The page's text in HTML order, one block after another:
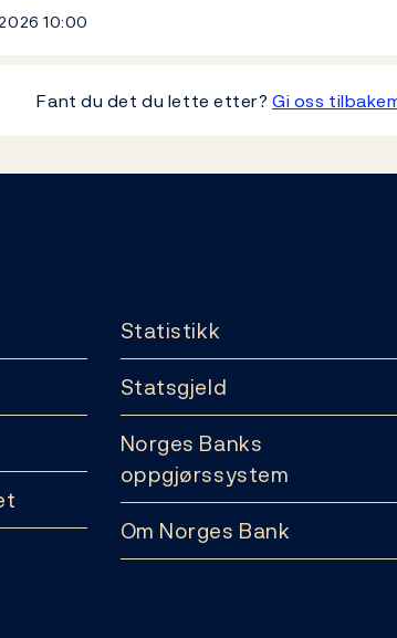
10:00
Fant du det du lette etter?Gi oss
Statistikk
Statsgjeld
Norges Banks
oppgjørssystem
Om Norges Bank